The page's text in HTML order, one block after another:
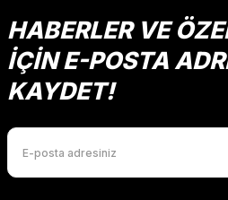
HABERLER VE
İÇİN E-POSTA
KAYDET!